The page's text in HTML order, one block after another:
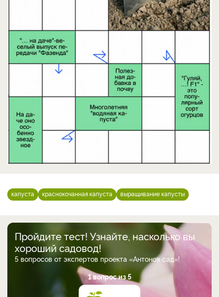
капуста краснокочанная капуста выращивание капусты
Пройдите тест! Узнайте, насколько вы
хороший садовод!
5 вопросов от экспертов проекта «Антонов сад»!
1 вопрос из 5